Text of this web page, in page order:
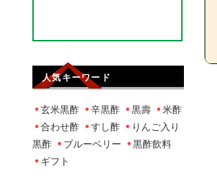
人気キーワード
玄米黒酢 辛黒酢 黒壽
米酢
合わせ酢
すし酢
りんご入り
黒酢
ブルーベリー
黒酢飲料
ギフト